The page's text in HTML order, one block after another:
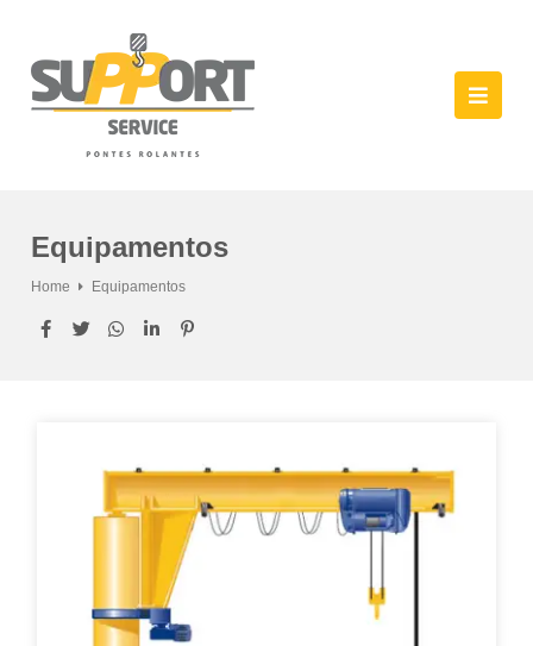
Equipamentos
Home Equipamentos